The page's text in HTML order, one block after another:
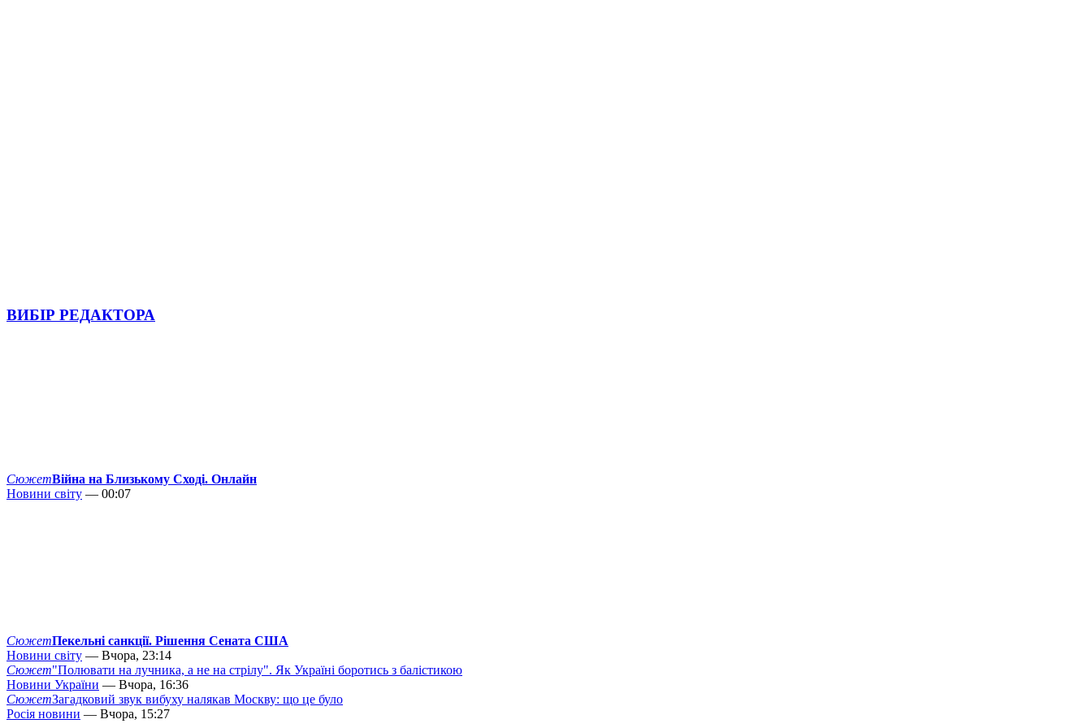
ВИБІР РЕДАКТОРА
СюжетВійна на Близькому Сході. Онлайн
Новини світу — 00:07
СюжетПекельні санкції. Рішення Сената США
Новини світу — Вчора, 23:14
Сюжет"Полювати на лучника, а не на стрілу". Як Україні боротись з балістикою
Новини України — Вчора, 16:36
СюжетЗагадковий звук вибуху налякав Москву: що це було
Росія новини — Вчора, 15:27